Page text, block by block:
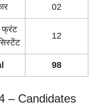
02
फ्रंट
12
98
– Candidates